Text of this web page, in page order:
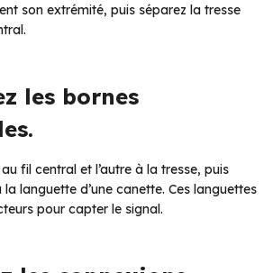
son extrémité, puis séparez la tresse
les bornes
fil central et l’autre à la tresse, puis
languette d’une canette. Ces languettes
pour capter le signal.